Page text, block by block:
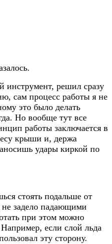
инструмент, решил сразу
сам процесс работы я не
это было делать
Но вообще тут все
работы заключается в
крыши и, держа
удары киркой по
стоять подальше от
не задело падающими
при этом можно
если слой льда
эту сторону.